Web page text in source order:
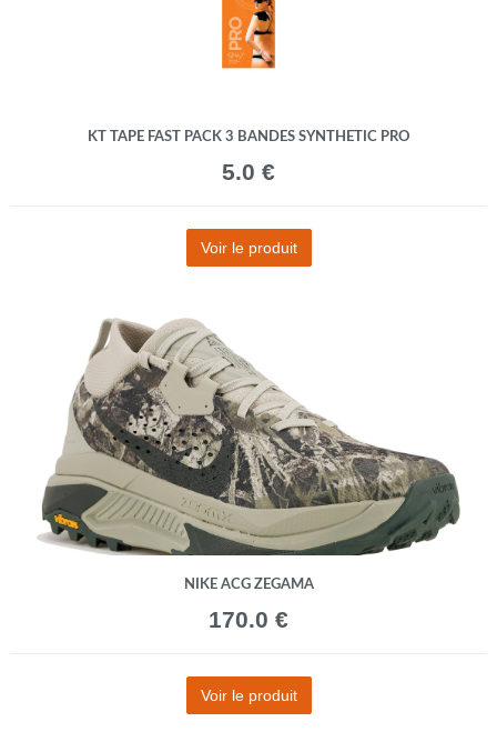
KT TAPE FAST PACK 3 BANDES SYNTHETIC PRO
5.0 €
Voir le produit
NIKE ACG ZEGAMA
170.0 €
Voir le produit